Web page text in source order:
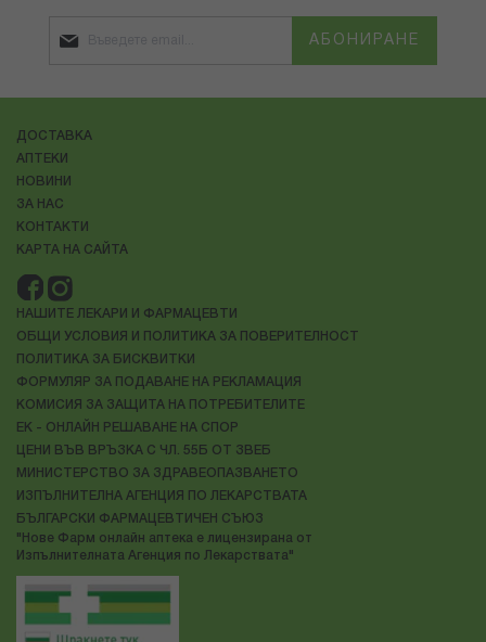
АБОНИРАНЕ
ДОСТАВКА
АПТЕКИ
НОВИНИ
ЗА НАС
КОНТАКТИ
КАРТА НА САЙТА
НАШИТЕ ЛЕКАРИ И ФАРМАЦЕВТИ
ОБЩИ УСЛОВИЯ И ПОЛИТИКА ЗА ПОВЕРИТЕЛНОСТ
ПОЛИТИКА ЗА БИСКВИТКИ
ФОРМУЛЯР ЗА ПОДАВАНЕ НА РЕКЛАМАЦИЯ
КОМИСИЯ ЗА ЗАЩИТА НА ПОТРЕБИТЕЛИТЕ
ЕК - ОНЛАЙН РЕШАВАНЕ НА СПОР
ЦЕНИ ВЪВ ВРЪЗКА С ЧЛ. 55Б ОТ ЗВЕБ
МИНИСТЕРСТВО ЗА ЗДРАВЕОПАЗВАНЕТО
ИЗПЪЛНИТЕЛНА АГЕНЦИЯ ПО ЛЕКАРСТВАТА
БЪЛГАРСКИ ФАРМАЦЕВТИЧЕН СЪЮЗ
"Нове Фарм онлайн аптека е лицензирана от
Изпълнителната Агенция по Лекарствата"